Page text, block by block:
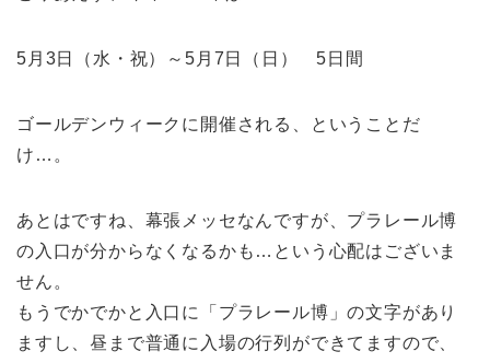
5月3日（水・祝）～5月7日（日） 5日間
ゴールデンウィークに開催される、ということだ
け…。
あとはですね、幕張メッセなんですが、プラレール博
の入口が分からなくなるかも…という心配はございま
せん。
もうでかでかと入口に「プラレール博」の文字があり
ますし、昼まで普通に入場の行列ができてますので、